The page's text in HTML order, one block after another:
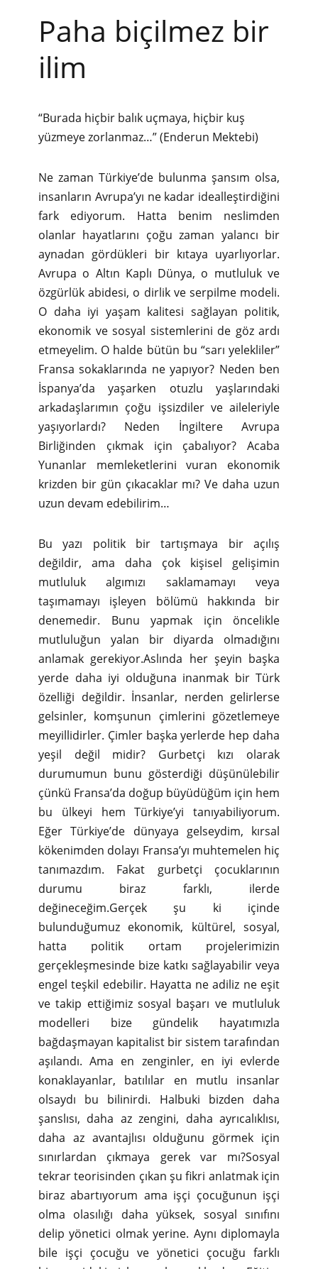
Paha biçilmez bir
ilim
“Burada hiçbir balık uçmaya, hiçbir kuş
yüzmeye zorlanmaz…” (Enderun Mektebi)
Ne zaman Türkiye’de bulunma şansım olsa,
insanların Avrupa’yı ne kadar idealleştirdiğini
fark ediyorum. Hatta benim neslimden
olanlar hayatlarını çoğu zaman yalancı bir
aynadan gördükleri bir kıtaya uyarlıyorlar.
Avrupa o Altın Kaplı Dünya, o mutluluk ve
özgürlük abidesi, o dirlik ve serpilme modeli.
O daha iyi yaşam kalitesi sağlayan politik,
ekonomik ve sosyal sistemlerini de göz ardı
etmeyelim. O halde bütün bu “sarı yelekliler”
Fransa sokaklarında ne yapıyor? Neden ben
İspanya’da yaşarken otuzlu yaşlarındaki
arkadaşlarımın çoğu işsizdiler ve aileleriyle
yaşıyorlardı? Neden İngiltere Avrupa
Birliğinden çıkmak için çabalıyor? Acaba
Yunanlar memleketlerini vuran ekonomik
krizden bir gün çıkacaklar mı? Ve daha uzun
uzun devam edebilirim…
Bu yazı politik bir tartışmaya bir açılış
değildir, ama daha çok kişisel gelişimin
mutluluk algımızı saklamamayı veya
taşımamayı işleyen bölümü hakkında bir
denemedir. Bunu yapmak için öncelikle
mutluluğun yalan bir diyarda olmadığını
anlamak gerekiyor.Aslında her şeyin başka
yerde daha iyi olduğuna inanmak bir Türk
özelliği değildir. İnsanlar, nerden gelirlerse
gelsinler, komşunun çimlerini gözetlemeye
meyillidirler. Çimler başka yerlerde hep daha
yeşil değil midir? Gurbetçi kızı olarak
durumumun bunu gösterdiği düşünülebilir
çünkü Fransa’da doğup büyüdüğüm için hem
bu ülkeyi hem Türkiye’yi tanıyabiliyorum.
Eğer Türkiye’de dünyaya gelseydim, kırsal
kökenimden dolayı Fransa’yı muhtemelen hiç
tanımazdım. Fakat gurbetçi çocuklarının
durumu biraz farklı, ilerde
değineceğim.Gerçek şu ki içinde
bulunduğumuz ekonomik, kültürel, sosyal,
hatta politik ortam projelerimizin
gerçekleşmesinde bize katkı sağlayabilir veya
engel teşkil edebilir. Hayatta ne adiliz ne eşit
ve takip ettiğimiz sosyal başarı ve mutluluk
modelleri bize gündelik hayatımızla
bağdaşmayan kapitalist bir sistem tarafından
aşılandı. Ama en zenginler, en iyi evlerde
konaklayanlar, batılılar en mutlu insanlar
olsaydı bu bilinirdi. Halbuki bizden daha
şanslısı, daha az zengini, daha ayrıcalıklısı,
daha az avantajlısı olduğunu görmek için
sınırlardan çıkmaya gerek var mı?Sosyal
tekrar teorisinden çıkan şu fikri anlatmak için
biraz abartıyorum ama işçi çocuğunun işçi
olma olasılığı daha yüksek, sosyal sınıfını
delip yönetici olmak yerine. Aynı diplomayla
bile işçi çocuğu ve yönetici çocuğu farklı